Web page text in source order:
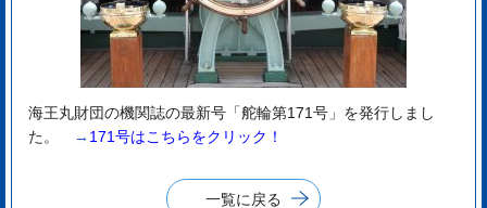
海王丸財団の機関誌の最新号「舵輪第171号」を発行しまし
た。
→ 171号はこ ちらをクリック！
一覧に戻る